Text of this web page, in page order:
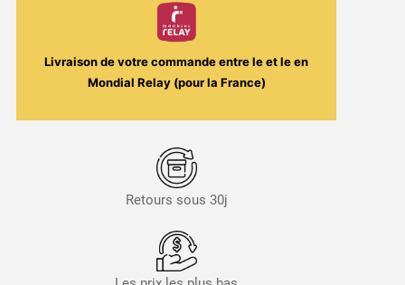
Livraison de votre commande entre leet leen
Mondial Relay (pour la France)
Retours sous 30j